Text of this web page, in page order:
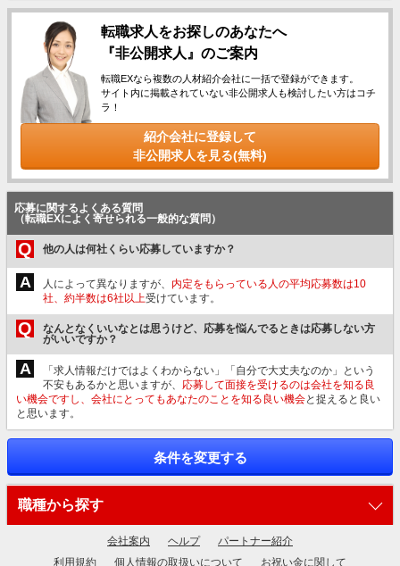
転職求人をお探しのあなたへ
『非公開求人』のご案内
転職EXなら複数の人材紹介会社に一括で登録ができます。
サイト内に掲載されていない非公開求人も検討したい方はコチ
ラ！
紹介会社に登録して
非公開求人を見る(無料)
応募に関するよくある質問
（転職EXによく寄せられる一般的な質問）
Q 他の人は何社くらい応募していますか？
A 人によって異なりますが、 内定をもらっている人の平均応募数は10
社、約半数は6社以上受けています。
Q
なんとなくいいなとは思うけど、応募を悩んでるときは応募しない方
がいいですか？
A
「求人情報だけではよくわからない」「自分で大丈夫なのか」という
不安もあるかと思いますが、 応募して面接を受けるのは会社を知る良
い機会ですし、会社にとってもあなたのことを知る良い機会と捉えると良い
と思います。
条件を変更する
職種から探す
会社案内 ヘルプ
パートナー紹介
利用規約
個人情報の取扱いについて お祝い金に関して